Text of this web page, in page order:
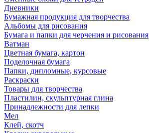
Дневники
Бумажная продукция для творчества
Альбомы для рисования
Бумага и папки для черчения и рисования
Ватман
Цветная бумага, картон
Поделочная бумага
Папки, дипломные, курсовые
Раскраски
Товары для творчества
Пластилин, скульптурная глина
Принадлежности для лепки
Мел
Клей, скотч